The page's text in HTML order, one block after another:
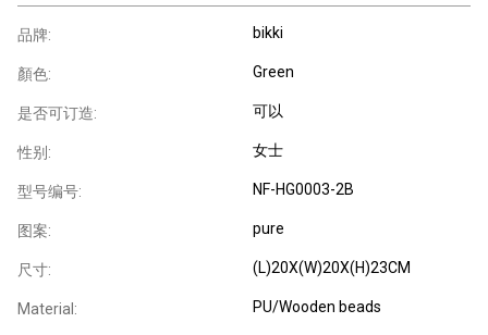
品牌: bikki
顏色: Green
是否可订造: 可以
性别: 女士
型号编号: NF-HG0003-2B
图案: pure
尺寸: (L)20X(W)20X(H)23CM
Material: PU/Wooden beads